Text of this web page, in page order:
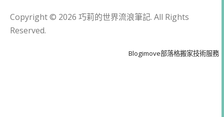
Copyright © 2026 巧莉的世界流浪筆記. All Rights
Reserved.
Blogimove部落格搬家技術服務